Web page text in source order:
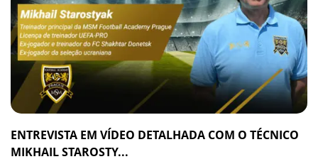
ENTREVISTA EM VÍDEO DETALHADA COM O TÉCNICO
MIKHAIL STAROSTY...